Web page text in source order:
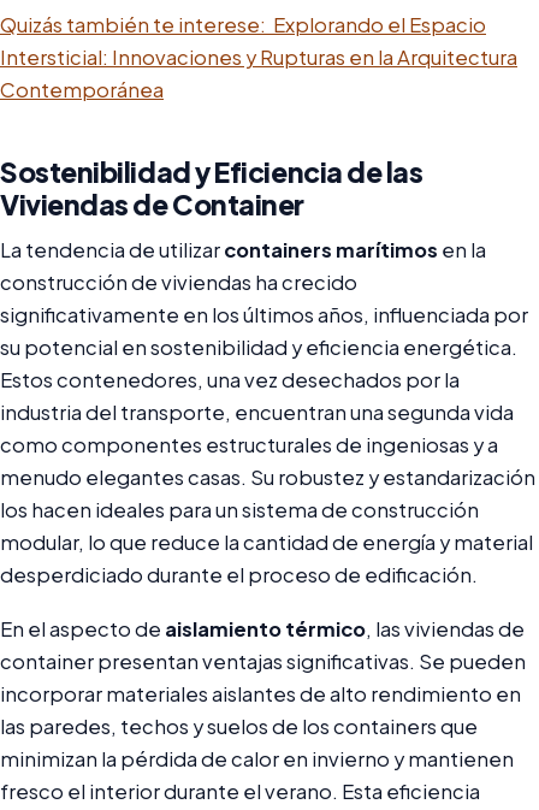
Quizás también te interese: Explorando el Espacio
Intersticial: Innovaciones y Rupturas en la Arquitectura
Contemporánea
Sostenibilidad y Eficiencia de las
Viviendas de Container
La tendencia de utilizarcontainers marítimos en la
construcción de viviendas ha crecido
significativamente en los últimos años, influenciada por
su potencial en sostenibilidad y eficiencia energética.
Estos contenedores, una vez desechados por la
industria del transporte, encuentran una segunda vida
como componentes estructurales de ingeniosas y a
menudo elegantes casas. Su robustez y estandarización
los hacen ideales para un sistema de construcción
modular, lo que reduce la cantidad de energía y material
desperdiciado durante el proceso de edificación.
En el aspecto de aislamiento térmico, las viviendas de
container presentan ventajas significativas. Se pueden
incorporar materiales aislantes de alto rendimiento en
las paredes, techos y suelos de los containers que
minimizan la pérdida de calor en invierno y mantienen
fresco el interior durante el verano. Esta eficiencia